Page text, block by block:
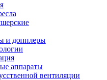
и допплеры
аппараты
вентиляции